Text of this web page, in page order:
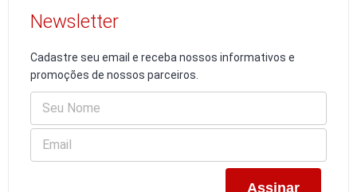
Newsletter
Cadastre seu email e receba nossos informativos e
promoções de nossos parceiros.